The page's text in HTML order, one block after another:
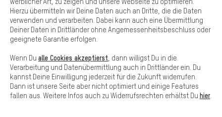
PAKETVERFOLGUNG
WIDERRUF
SERVICE
Basis-Cookies gewährleisten, dass Du unsere Webseite
grundsätzlich nutzen kannst.
Hierzu übermitteln wir Deine Daten auch an Dritte, die die Daten
verwenden und verarbeiten. Dabei kann auch eine Übermittlung
Deiner Daten in Drittländer ohne Angemessenheitsbeschluss oder
geeignete Garantie erfolgen.
Wenn Du alle Cookies akzeptierst , dann willigst Du in die
Verarbeitung und Datenübermittlung auch in Drittländer ein. Du
kannst Deine Einwilligung jederzeit für die Zukunft widerrufen.
Dann ist unsere Seite aber nicht optimiert und einige Features
fallen aus. Weitere Infos auch zu Widerrufsrechten erhältst Du hier